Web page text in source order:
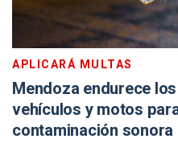
APLICARÁ MULTAS
Mendoza endurece
vehículos y motos
contaminación sonora